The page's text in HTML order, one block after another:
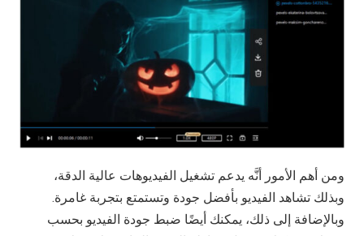
ومن أهم الأمور أنَّه يدعم تشغيل الفيديوهات عالية الدقة،
وبذلك تشاهد الفيديو بأفضل جودة وتستمتع بتجربة غامرة.
وبالإضافة إلى ذلك، يمكنك أيضًا ضبط جودة الفيديو بحسب